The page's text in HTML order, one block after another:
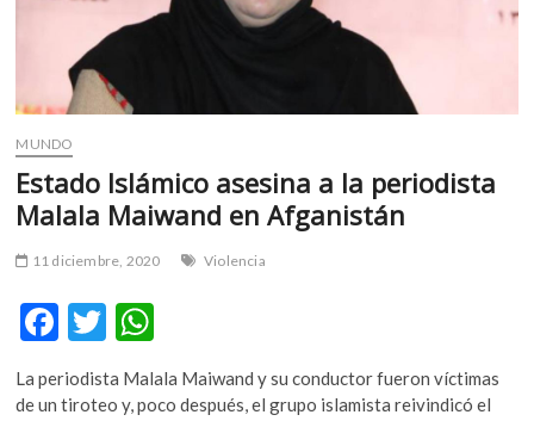
Desaparecidas
MUNDO
Estado Islámico asesina a la periodista
Malala Maiwand en Afganistán
11 diciembre, 2020 Violencia
F
ac
e
T
w
itt
h
at
La periodista Malala Maiwand y su conductor fueron víctimas
de un tiroteo y, poco después, el grupo islamista reivindicó el